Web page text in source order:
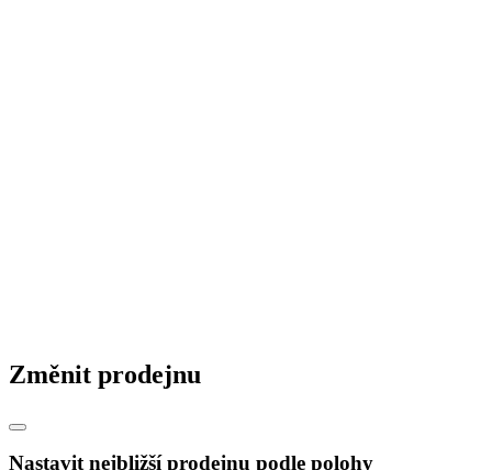
Změnit prodejnu
Nastavit nejbližší prodejnu podle polohy